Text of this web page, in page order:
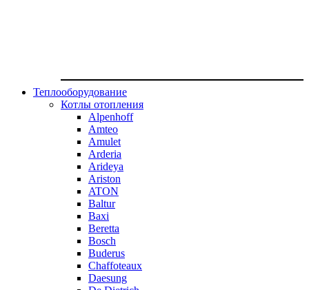
Теплооборудование
Котлы отопления
Alpenhoff
Amteo
Amulet
Arderia
Arideya
Ariston
ATON
Baltur
Baxi
Beretta
Bosch
Buderus
Chaffoteaux
Daesung